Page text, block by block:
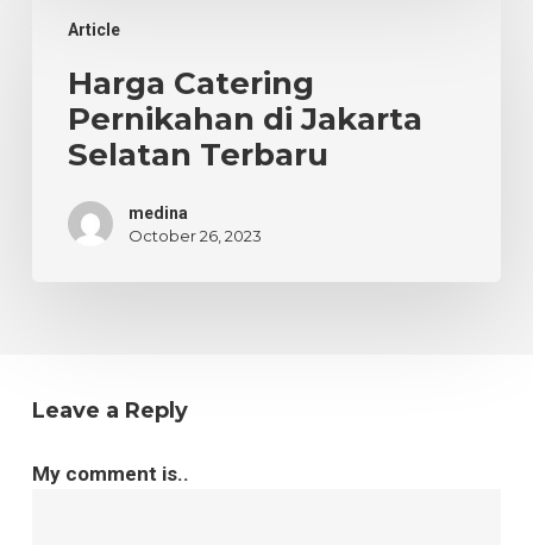
Article
Catering
Jakarta
Selatan
Harga Catering
Pernikahan di Jakarta
Selatan Terbaru
medina
October 26, 2023
Leave a Reply
My comment is..